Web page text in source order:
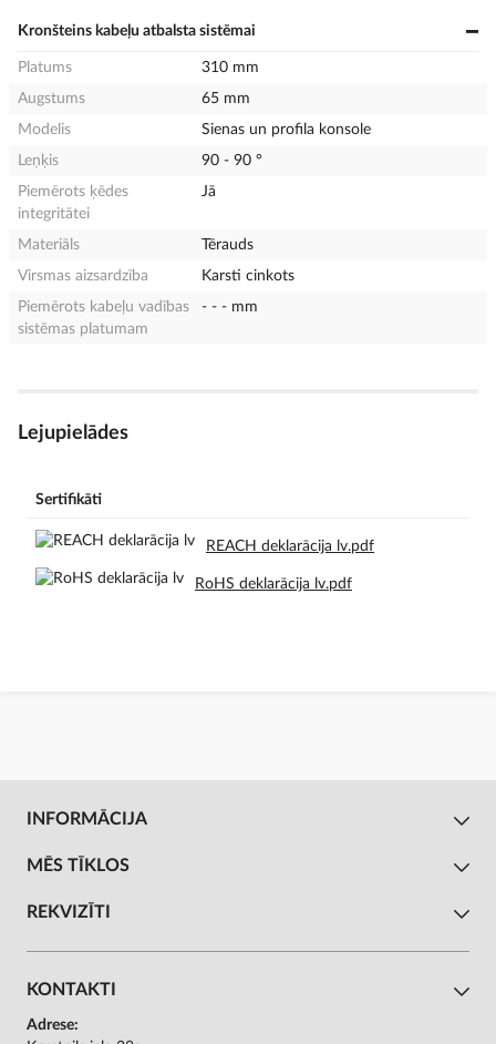
Kronšteins kabeļu atbalsta sistēmai
Platums
310 mm
Augstums
65 mm
Modelis
Sienas un profila konsole
Leņķis
90 - 90 °
Piemērots ķēdes
integritātei
Jā
Materiāls
Tērauds
Virsmas aizsardzība
Karsti cinkots
Piemērots kabeļu vadības
sistēmas platumam
- - - mm
Lejupielādes
Sertifikāti
REACH deklarācija lv.pdf
RoHS deklarācija lv.pdf
INFORMĀCIJA
MĒS TĪKLOS
REKVIZĪTI
KONTAKTI
Adrese: